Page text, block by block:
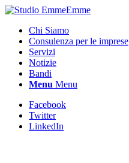
Chi Siamo
Consulenza per le imprese
Servizi
Notizie
Bandi
Menu Menu
Facebook
Twitter
LinkedIn